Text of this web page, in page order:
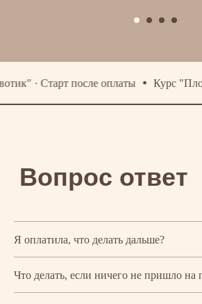
· Старт после оплаты Курс
Я оплатила, что делать дальше?
Что делать, если ничего не пришло на